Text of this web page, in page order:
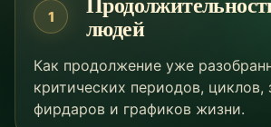
1 людей
Как продолжение уже
критических периодов, циклов,
фирдаров и графиков жизни.